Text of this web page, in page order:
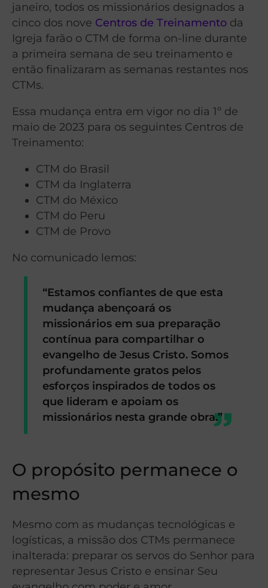
janeiro, todos os missionários designados a
cinco dos nove Centros de Treinamento da
Igreja farão o CTM de forma on-line durante
a primeira semana de seu treinamento e
então finalizaram as semanas restantes nos
CTMs.
Essa mudança entra em vigor no dia 1º de
maio de 2023 para os seguintes Centros de
Treinamento:
CTM do Brasil
CTM da Inglaterra
CTM do México
CTM do Peru
CTM de Provo
No comunicado lemos:
“Estamos confiantes de que esta
mudança abençoará os
missionários em sua preparação
contínua para compartilhar o
evangelho de Jesus Cristo. Somos
profundamente gratos pelos
esforços inspirados de todos os
que lideram e apoiam os
missionários nesta grande obra.”
O propósito permanece o
mesmo
Mesmo com as mudanças tecnológicas e
logísticas, a missão dos CTMs permanece
inalterada: preparar os servos do Senhor para
representar Jesus Cristo e ensinar Seu